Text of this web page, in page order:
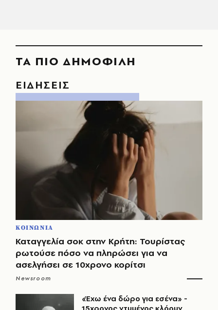
ΤΑ ΠΙΟ ΔΗΜΟΦΙΛΗ
ΕΙΔΗΣΕΙΣ
ΚΟΙΝΩΝΙΑ
Καταγγελία σοκ στην Κρήτη: Τουρίστας
ρωτούσε πόσο να πληρώσει για να
ασελγήσει σε 10χρονο κορίτσι
Newsroom
«Έχω ένα δώρο για εσένα» -